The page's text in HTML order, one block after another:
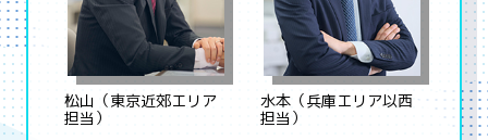
松山（東京近郊エリア
担当）
水本（兵庫エリア以西
担当）